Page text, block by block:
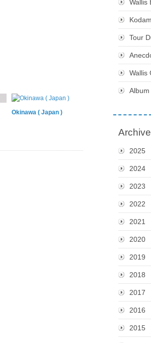
Okinawa ( Japan )
Wallis
Tour
Wallis
Album
2025
2024
2023
2022
2021
2020
2019
2018
2017
2016
2015